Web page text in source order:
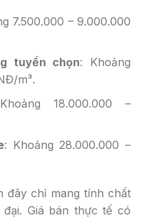
7.500.000 – 9.000.000
tuyển chọn: Khoảng
m³.
18.000.000 –
: Khoảng 28.000.000 –
đây chỉ mang tính chất
Giá bán thực tế có